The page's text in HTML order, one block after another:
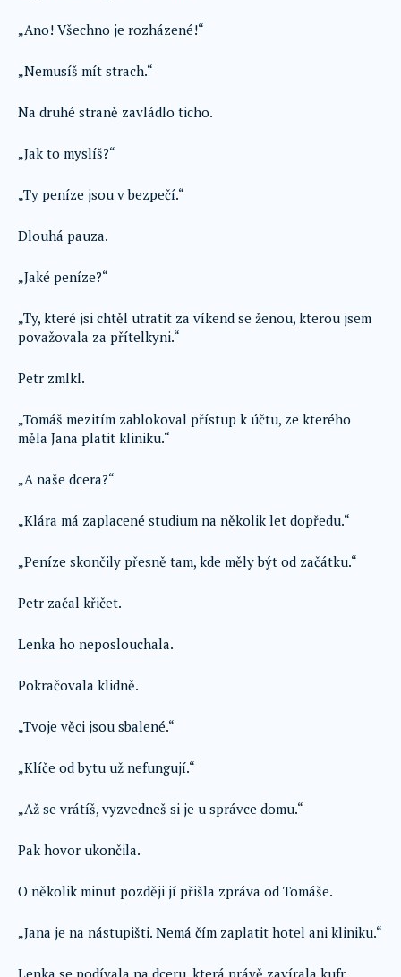
„Ano! Všechno je rozházené!“
„Nemusíš mít strach.“
Na druhé straně zavládlo ticho.
„Jak to myslíš?“
„Ty peníze jsou v bezpečí.“
Dlouhá pauza.
„Jaké peníze?“
„Ty, které jsi chtěl utratit za víkend se ženou, kterou jsem
považovala za přítelkyni.“
Petr zmlkl.
„Tomáš mezitím zablokoval přístup k účtu, ze kterého
měla Jana platit kliniku.“
„A naše dcera?“
„Klára má zaplacené studium na několik let dopředu.“
„Peníze skončily přesně tam, kde měly být od začátku.“
Petr začal křičet.
Lenka ho neposlouchala.
Pokračovala klidně.
„Tvoje věci jsou sbalené.“
„Klíče od bytu už nefungují.“
„Až se vrátíš, vyzvedneš si je u správce domu.“
Pak hovor ukončila.
O několik minut později jí přišla zpráva od Tomáše.
„Jana je na nástupišti. Nemá čím zaplatit hotel ani kliniku.“
Lenka se podívala na dceru, která právě zavírala kufr.